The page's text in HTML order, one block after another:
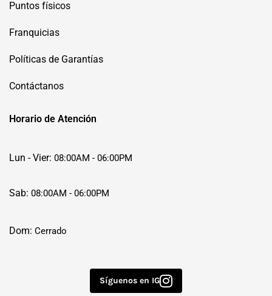
Puntos físicos
Franquicias
Políticas de Garantías
Contáctanos
Horario de Atención
Lun - Vier: 08:00AM - 06:00PM
Sab: 08:00AM - 06:00PM
Dom: Cerrado
Síguenos en IG